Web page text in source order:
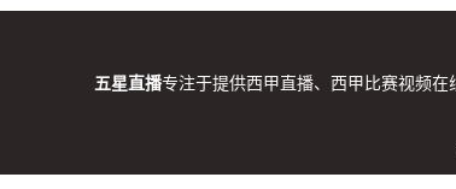
五星直播专注于提供西甲直播、西甲比赛视频